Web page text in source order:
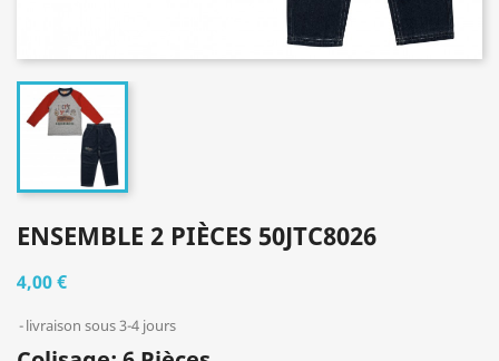
ENSEMBLE 2 PIÈCES 50JTC8026
4,00 €
livraison sous 3-4 jours